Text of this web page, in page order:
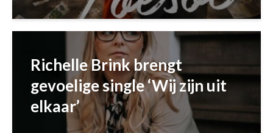
Richelle Brink brengt
gevoelige single ‘Wij zijn uit
elkaar’